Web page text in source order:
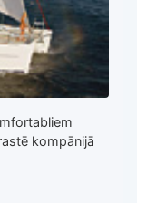
kompānijā